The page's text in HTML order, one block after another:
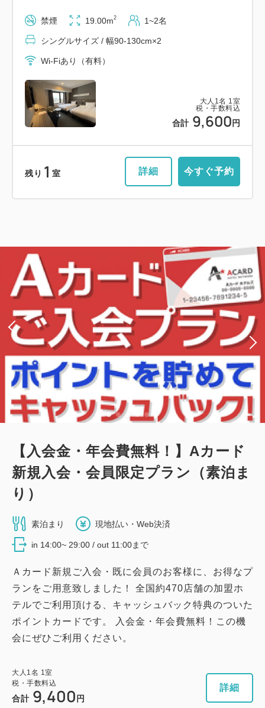
大人 1 名 1 室
税・手数料込
合計 9,600 円
禁煙 19.00m2 1~2名
シングルサイズ / 幅90-130cm×2
Wi-Fiあり（有料）
残り 1 室 詳細 今すぐ予約
【入会金・年会費無料！】Aカード
新規入会・会員限定プラン（素泊ま
り）
素泊まり 現地払い・Web決済
in 14:00~ 29:00 / out 11:00まで
Ａカード新規ご入会・既に会員のお客様に、お得なプ
ランをご用意致しました！ 全国約470店舗の加盟ホ
テルでご利用頂ける、キャッシュバック特典のついた
ポイントカードです。 入会金・年会費無料！この機
会にぜひご利用ください。
大人 1名 1室
税・手数料込
合計 9,400 円
詳細